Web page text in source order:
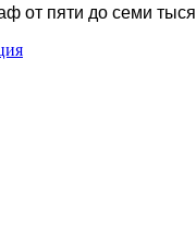
от пяти до семи